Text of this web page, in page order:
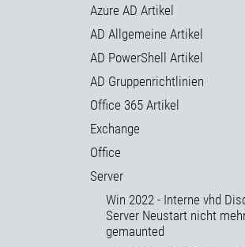
Azure AD Artikel
AD Allgemeine Artikel
AD PowerShell Artikel
AD Gruppenrichtlinien
Office 365 Artikel
Exchange
Office
Server
Win 2022 - Interne vhd
Server Neustart nicht
gemaunted